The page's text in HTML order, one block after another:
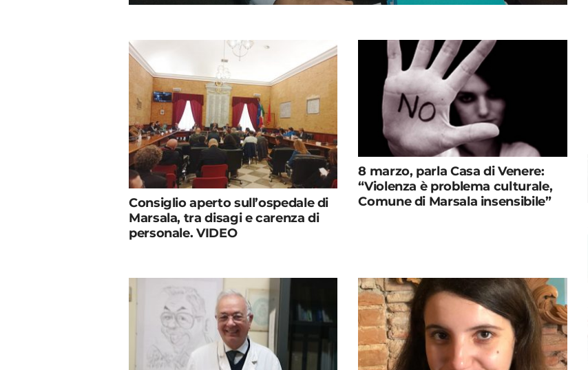
Consiglio aperto sull’ospedale di
Marsala, tra disagi e carenza di
personale. VIDEO
8 marzo, parla Casa di Venere:
“Violenza è problema culturale,
Comune di Marsala insensibile”